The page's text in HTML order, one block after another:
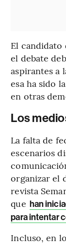
El candidato
el debate
aspirantes a
esa ha sido
en otras
Los
La falta de
escenarios
organizar el
revista
que han
para intentar
Incluso, en